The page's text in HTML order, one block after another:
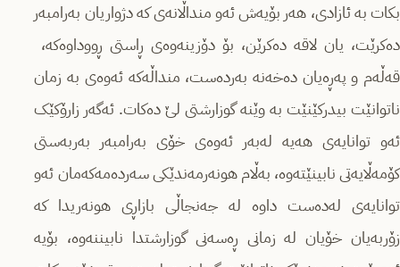
بکات بە ئازادی، هەر بۆیەش ئەو منداڵانەی کە دژواریان بەرامبەر
دەکرێت، یان لاقە دەکرێن، بۆ دۆزینەوەی ڕاستی ڕووداوەکە،
قەڵەم و پەڕەیان دەخەنە بەردەست، منداڵەکە ئەوەی بە زمان
ناتوانێت بیدرکێنێت بە وێنە گوزارشتی لێ دەکات. ئەگەر زارۆکێک
ئەو توانایەی هەیە لەبەر ئەوەی خۆی بەرامبەر بەربەستی
کۆمەڵایەتی نابینێتەوە، بەڵام هونەرمەندێکی سەردەمەکەمان ئەو
توانایەی لەدەست داوە لە جەنجاڵی بازاڕی هونەریدا کە
زۆربەیان خۆیان لە زمانی ڕەسەنی گوزارشتدا نابیننەوە، بۆیە